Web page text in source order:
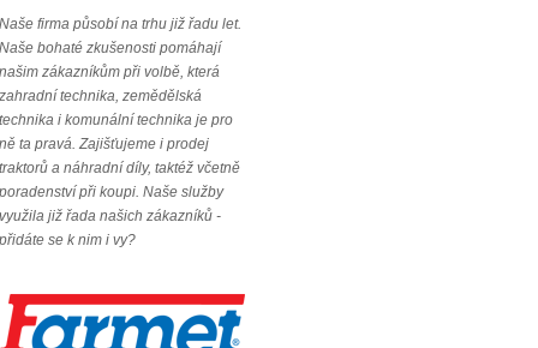
Naše firma působí na trhu již řadu let.
Naše bohaté zkušenosti pomáhají
našim zákazníkům při volbě, která
zahradní technika, zemědělská
technika i komunální technika je pro
ně ta pravá. Zajišťujeme i prodej
traktorů a náhradní díly, taktéž včetně
poradenství při koupi. Naše služby
využila již řada našich zákazníků -
přidáte se k nim i vy?